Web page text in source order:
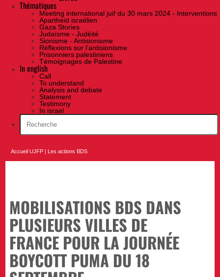
Thématiques
Meeting international juif du 30 mars 2024 - Interventions
Apartheid israélien
Gaza Stories
Judaïsme - Judéité
Sionisme - Antisionisme
Réflexions sur l’antisionisme
Prisonniers palestiniens
Témoignages de Palestine
In english
Call
To understand
Analysis and debate
Statement
Testimony
In israel
Accueil UJFP Les actions BDS
MOBILISATIONS BDS DANS
PLUSIEURS VILLES DE
FRANCE POUR LA JOURNÉE
BOYCOTT PUMA DU 18